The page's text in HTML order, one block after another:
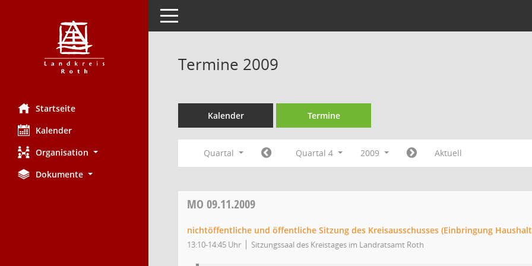
Startseite
Kalender
Organisation
Dokumente
Toggle navigation
Termine 2009
Kalender Termine
Quartal Quartal 4 2009 Aktuell
MO 09.11.2009
nichtöffentliche und öffentliche Sitzung des Kreisausschusses (Einbringung
13:10-14:45 Uhr Sitzungssaal des Kreistages im Landratsamt Roth